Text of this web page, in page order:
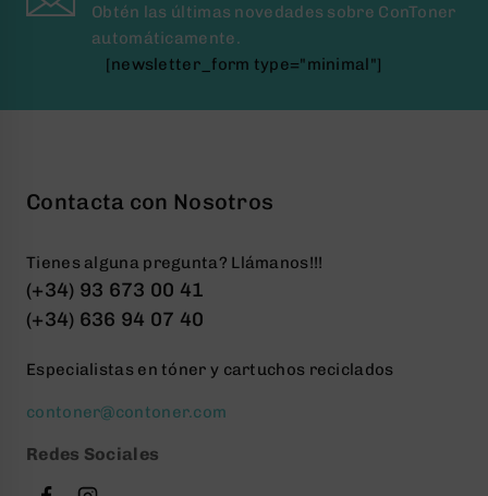
Obtén las últimas novedades sobre ConToner
automáticamente.
[newsletter_form type="minimal"]
Contacta con Nosotros
Tienes alguna pregunta? Llámanos!!!
(+34) 93 673 00 41
(+34) 636 94 07 40
Especialistas en tóner y cartuchos reciclados
contoner@contoner.com
Redes Sociales